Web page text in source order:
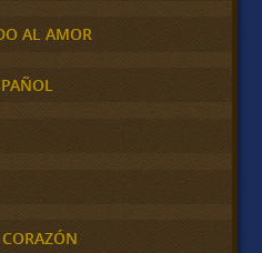
AL AMOR